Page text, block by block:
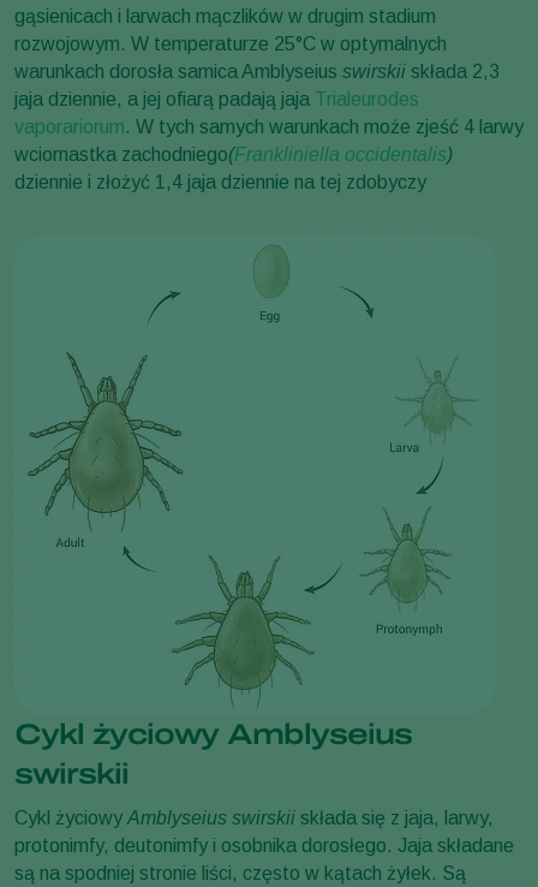
gąsienicach i larwach mączlików w drugim stadium
rozwojowym. W temperaturze 25°C w optymalnych
warunkach dorosła samica Amblyseius swirskii składa 2,3
jaja dziennie, a jej ofiarą padają jaja Trialeurodes
vaporariorum. W tych samych warunkach może zjeść 4 larwy
wciornastka zachodniego(Frankliniella occidentalis)
dziennie i złożyć 1,4 jaja dziennie na tej zdobyczy
Cykl życiowy Amblyseius
swirskii
Cykl życiowy Amblyseius swirskii składa się z jaja, larwy,
protonimfy, deutonimfy i osobnika dorosłego. Jaja składane
są na spodniej stronie liści, często w kątach żyłek. Są